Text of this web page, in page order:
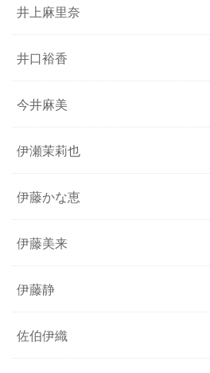
井上麻里奈
井口裕香
今井麻美
伊瀬茉莉也
伊藤かな恵
伊藤美来
伊藤静
佐伯伊織